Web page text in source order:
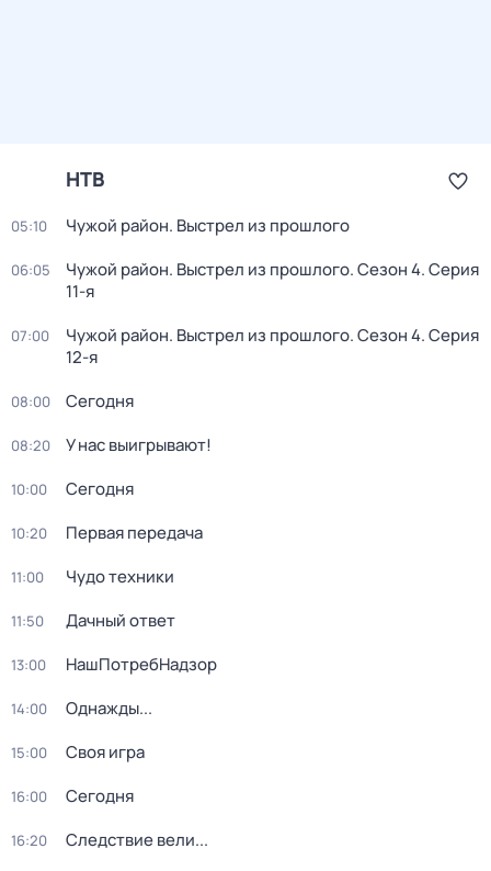
НТВ
05:10 Чужой район. Выстрел из прошлого
06:05 Чужой район. Выстрел из прошлого. Сезон 4. Серия
11-я
07:00 Чужой район. Выстрел из прошлого. Сезон 4. Серия
12-я
08:00 Сегодня
08:20 У нас выигрывают!
10:00 Сегодня
10:20 Первая передача
11:00 Чудо техники
11:50 Дачный ответ
13:00 НашПотребНадзор
14:00 Однажды...
15:00 Своя игра
16:00 Сегодня
16:20 Следствие вели...